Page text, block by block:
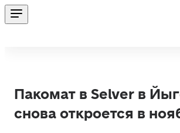
Пакомат в Selver в
снова откроется в